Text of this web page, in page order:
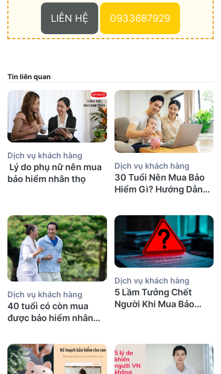
LIÊN HỆ 0933687929
Tin liên quan
Dịch vụ khách hàng
Lý do phụ nữ nên mua
bảo hiểm nhân thọ
Dịch vụ khách hàng
30 Tuổi Nên Mua Bảo
Hiểm Gì? Hướng Dẫn
Dịch vụ khách hàng
40 tuổi có còn mua
được bảo hiểm nhân
bảo hiểm gì?
Dịch vụ khách hàng
5 Lầm Tưởng Chết
Người Khi Mua Bảo